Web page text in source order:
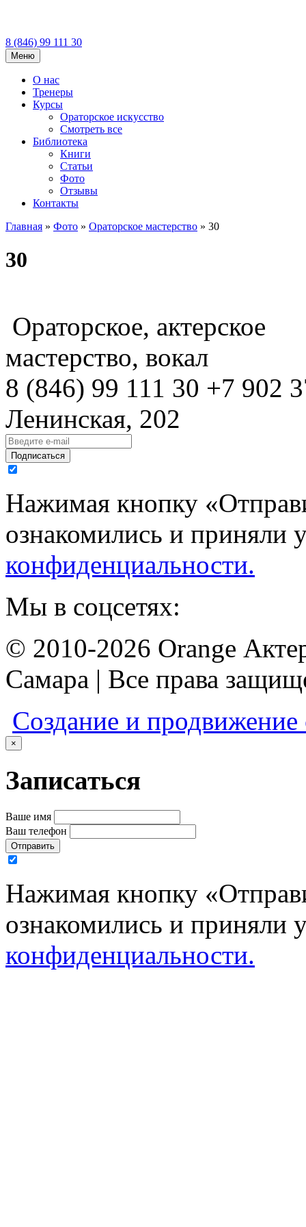
8 (846) 99 111 30
Меню
О нас
Тренеры
Курсы
Ораторское искусство
Смотреть все
Библиотека
Книги
Статьи
Фото
Отзывы
Контакты
Главная » Фото » Ораторское мастерство » 30
30
Ораторское, актерское
мастерство, вокал
8 (846) 99 111 30 +7 902
Ленинская, 202
Подписаться
Нажимая кнопку
ознакомились и приняли
конфиденциальности.
Мы в соцсетях:
© 2010-2026 Orange
Самара | Все права
Создание и
×
Записаться
Ваше имя
Ваш телефон
Отправить
Нажимая кнопку
ознакомились и приняли
конфиденциальности.